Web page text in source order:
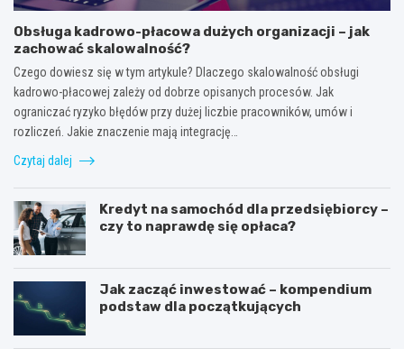
Obsługa kadrowo-płacowa dużych organizacji – jak
zachować skalowalność?
Czego dowiesz się w tym artykule? Dlaczego skalowalność obsługi
kadrowo-płacowej zależy od dobrze opisanych procesów. Jak
ograniczać ryzyko błędów przy dużej liczbie pracowników, umów i
rozliczeń. Jakie znaczenie mają integrację…
Czytaj dalej
Kredyt na samochód dla przedsiębiorcy –
czy to naprawdę się opłaca?
Jak zacząć inwestować – kompendium
podstaw dla początkujących